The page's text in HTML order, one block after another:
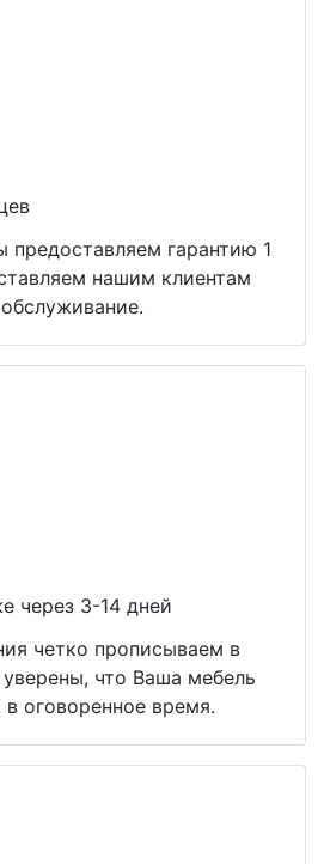
гарантию 1
нашим клиентам
через 3-14 дней
четко прописываем в
что Ваша мебель
в оговоренное время.